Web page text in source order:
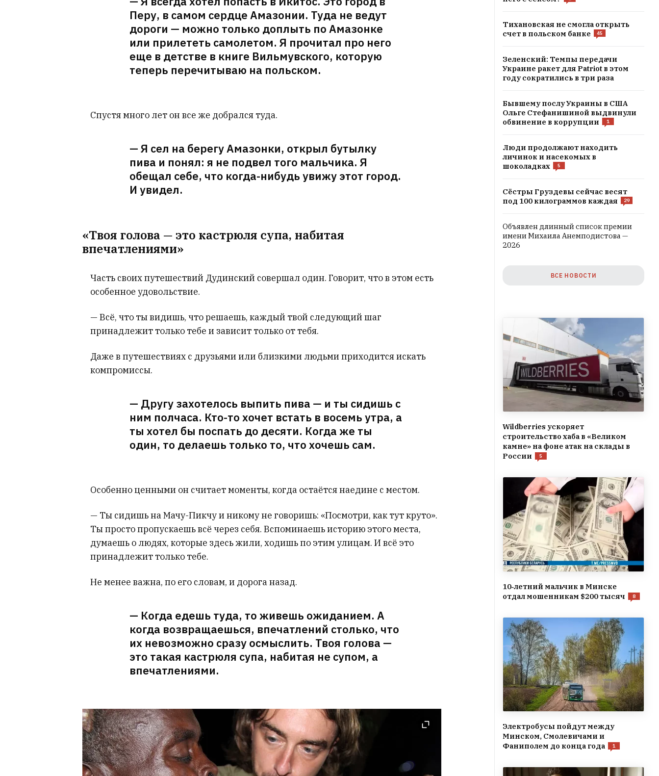
Перу, в самом сердце Амазонии. Туда не ведут
дороги — можно только доплыть по Амазонке
или прилететь самолетом. Я прочитал про него
еще в детстве в книге Вильмувского, которую
теперь перечитываю на польском.
Спустя много лет он все же добрался туда.
— Я сел на берегу Амазонки, открыл бутылку
пива и понял: я не подвел того мальчика. Я
обещал себе, что когда-нибудь увижу этот город.
И увидел.
«Твоя голова — это кастрюля супа, набитая
впечатлениями»
Часть своих путешествий Дудинский совершал один. Говорит, что в этом есть
особенное удовольствие.
— Всё, что ты видишь, что решаешь, каждый твой следующий шаг
принадлежит только тебе и зависит только от тебя.
Даже в путешествиях с друзьями или близкими людьми приходится искать
компромиссы.
— Другу захотелось выпить пива — и ты сидишь с
ним полчаса. Кто-то хочет встать в восемь утра, а
ты хотел бы поспать до десяти. Когда же ты
один, то делаешь только то, что хочешь сам.
Особенно ценными он считает моменты, когда остаётся наедине с местом.
— Ты сидишь на Мачу-Пикчу и никому не говоришь: «Посмотри, как тут круто».
Ты просто пропускаешь всё через себя. Вспоминаешь историю этого места,
думаешь о людях, которые здесь жили, ходишь по этим улицам. И всё это
принадлежит только тебе.
Не менее важна, по его словам, и дорога назад.
— Когда едешь туда, то живешь ожиданием. А
когда возвращаешься, впечатлений столько, что
их невозможно сразу осмыслить. Твоя голова —
это такая кастрюля супа, набитая не супом, а
впечатлениями.
Тихановская не смогла открыть
счет в польском банке
45
Зеленский: Темпы передачи
Украине ракет для Patriot в этом
году сократились в три раза
Бывшему послу Украины в США
Ольге Стефанишиной выдвинули
обвинение в коррупции
1
Люди продолжают находить
личинок и насекомых в
шоколадках
5
Сёстры Груздевы сейчас весят
под 100 килограммов каждая
29
Объявлен длинный список премии
имени Михаила Анемподистова —
2026
ВСЕ НОВОСТИ
Wildberries ускоряет
строительство хаба в «Великом
камне» на фоне атак на склады в
России
5
10‑летний мальчик в Минске
отдал мошенникам $200 тысяч
8
Электробусы пойдут между
Минском, Смолевичами и
Фаниполем до конца года
1